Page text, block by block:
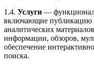
1.4. Услуги —
включающие публикацию
аналитических
информации, обзоров,
обеспечение
поиска.